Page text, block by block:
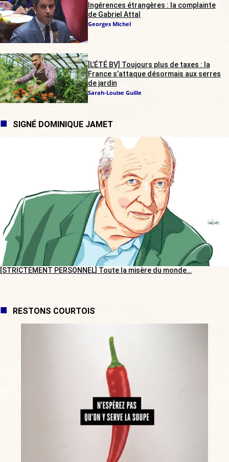
Ingérences étrangères : la complainte
de Gabriel Attal
Georges Michel
[L’ÉTÉ BV] Toujours plus de taxes : la
France s’attaque désormais aux serres
de jardin
Sarah-Louise Guille
SIGNÉ DOMINIQUE JAMET
[STRICTEMENT PERSONNEL] Toute la misère du monde…
RESTONS COURTOIS